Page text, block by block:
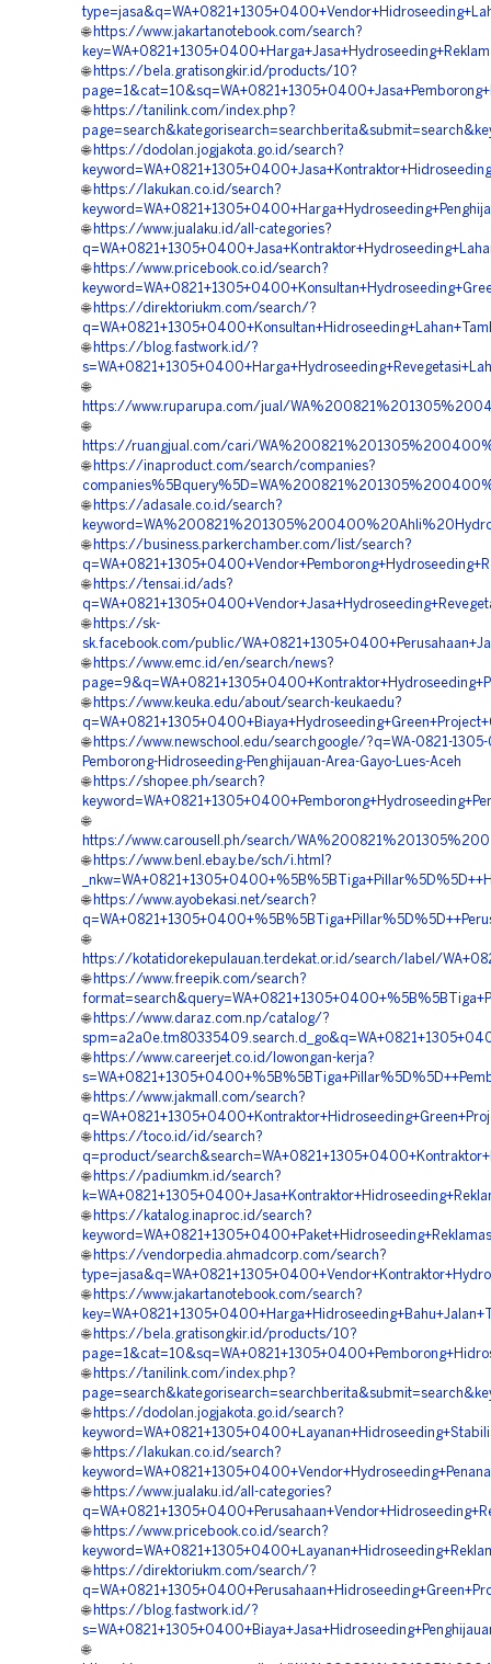
🌐 https://www.jakartanotebook.com/search?
🌐 https://bela.gratisongkir.id/products/10?
🌐 https://tanilink.com/index.php?
🌐 https://dodolan.jogjakota.go.id/search?
🌐 https://lakukan.co.id/search?
🌐 https://www.jualaku.id/all-categories?
🌐 https://www.pricebook.co.id/search?
🌐 https://direktoriukm.com/search/?
🌐 https://blog.fastwork.id/?
🌐
https://www.ruparupa.com/jual/
🌐
https://ruangjual.com/cari/
🌐 https://inaproduct.com/search/companies?
🌐 https://adasale.co.id/search?
🌐 https://business.parkerchamber.com/list/search?
🌐 https://tensai.id/ads?
🌐 https://sk-
sk.facebook.com/public/
🌐 https://www.emc.id/en/search/news?
🌐 https://www.keuka.edu/about/search-keukaedu?
🌐 https://www.newschool.edu/searchgoogle/?q=WA-0821-
Pemborong-Hidroseeding-Penghijauan-Area-Gayo-Lues-Aceh
🌐 https://shopee.ph/search?
🌐
https://www.carousell.ph/search/
🌐 https://www.benl.ebay.be/sch/i.html?
🌐 https://www.ayobekasi.net/search?
🌐
https://kotatidorekepulauan.terdekat.or.id/search/label/
🌐 https://www.freepik.com/search?
🌐 https://www.daraz.com.np/catalog/?
🌐 https://www.careerjet.co.id/lowongan-kerja?
🌐 https://www.jakmall.com/search?
🌐 https://toco.id/id/search?
q=product/
🌐 https://padiumkm.id/search?
🌐 https://katalog.inaproc.id/search?
🌐 https://vendorpedia.ahmadcorp.com/search?
🌐 https://www.jakartanotebook.com/search?
🌐 https://bela.gratisongkir.id/products/10?
🌐 https://tanilink.com/index.php?
🌐 https://dodolan.jogjakota.go.id/search?
🌐 https://lakukan.co.id/search?
🌐 https://www.jualaku.id/all-categories?
🌐 https://www.pricebook.co.id/search?
🌐 https://direktoriukm.com/search/?
🌐 https://blog.fastwork.id/?
🌐